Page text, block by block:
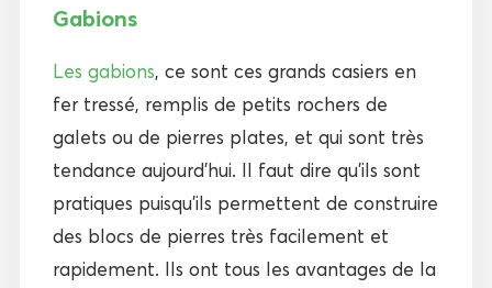
Gabions
Les gabions, ce sont ces grands casiers en
fer tressé, remplis de petits rochers de
galets ou de pierres plates, et qui sont très
tendance aujourd’hui. Il faut dire qu’ils sont
pratiques puisqu’ils permettent de construire
des blocs de pierres très facilement et
rapidement. Ils ont tous les avantages de la